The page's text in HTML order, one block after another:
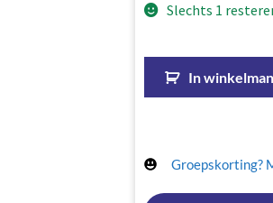
Slechts 1
In
Groepskorting?